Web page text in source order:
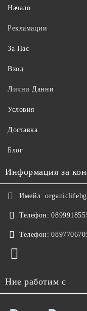
Начало
Рекламации
За Нас
Вход
Лични Данни
Условия
Доставка
Блог
Информация за
Имейл:
Телефон:
Телефон:
Ние работим с